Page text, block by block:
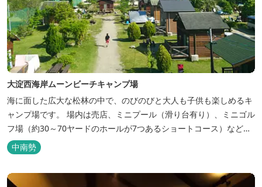
大淀西海岸ムーンビーチキャンプ場
海に面した広大な松林の中で、のびのびと大人も子供も楽しめるキ
ャンプ場です。 場内は売店、ミニプール（滑り台有り）、ミニゴル
フ場（約30～70ヤードのホールが7つあるショートコース）なども
あります。 目の前の海では、海水浴など安心して楽しめます。周辺
観光地には、伊勢志摩国立公園の玄関口にあたります。
中南勢